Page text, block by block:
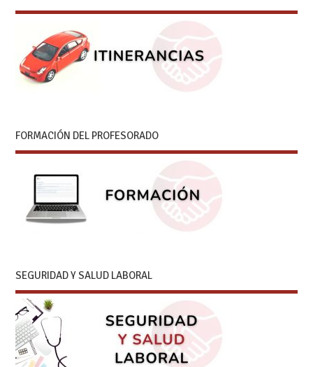
FORMACIÓN DEL PROFESORADO
SEGURIDAD Y SALUD LABORAL